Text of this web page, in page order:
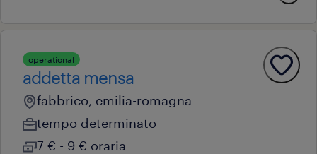
operational
addetta mensa
fabbrico, emilia-romagna
tempo determinato
7 € - 9 € oraria